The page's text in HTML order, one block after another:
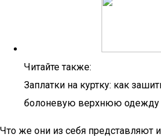
Читайте также:
Заплатки на куртку: как
болоневую верхнюю одежду
Что же они из себя представляют